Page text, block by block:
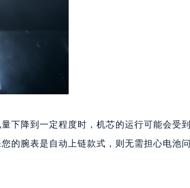
1层整层（需提前预约）
层整层（需提前预约）
B（需提前预约）
）
需提前预约）
需提前预约）
需提前预约）
下降到一定程度时，机芯的运行可能会受到
的腕表是自动上链款式，则无需担心电池问